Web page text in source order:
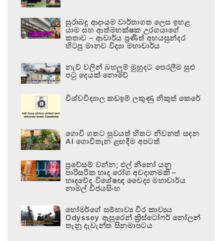
සුරාබදු ආදායම වාර්තාගත ලෙස ඉහළ
යාම සහ ආත්මභක්ෂක උරගයාගේ
කතාව – ආචාර්ය ප්‍රණීත් අභයසුන්දර
හිටපු මානව විද්‍යා මහාචාර්ය
නැව් වලින් බහලුම් මුහුදට පෙරලීම සුළු
පටු දෙයක් නොවේ
විශ්වවිද්‍යාල කඩඉම් ලකුණු නිකුත් කෙරේ
ගොවි ගතට සුවයත් හිතට නිවනත් සදන
AI ගොවිතැන ළඟදීම අපටත්
ප්‍රවේසම් වන්න; එල් නිනෝ යනු
පාරිසරික හෘද රෝග අවදානමකි –
හෘදවේද විශේෂඥ වෛද්‍ය මහාචාර්ය
නාමල් විජයසිංහ
හෝමර්ගේ සම්භාව්‍ය වීර කාව්‍යය
Odyssey ඇසුරෙන් ක්‍රිස්ටෝෆර් නෝලන්
තැනූ දැවැන්ත සිනමාපටය